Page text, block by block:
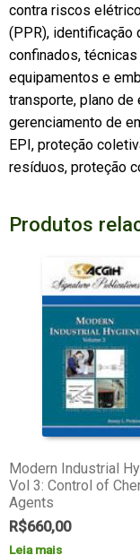
contra riscos
(PPR), identificação
confinados,
equipamentos e
transporte, plano de
gerenciamento de
EPI, proteção
resíduos, proteção
Produtos
Modern Industrial
Vol 3: Control of
Agents
R$660,00
Leia mais